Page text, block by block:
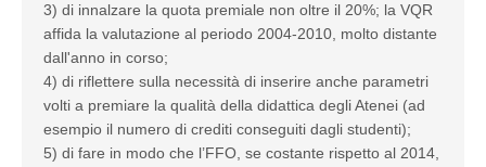
3) di innalzare la quota premiale non oltre il 20%; la VQR
affida la valutazione al periodo 2004-2010, molto distante
dall'anno in corso;
4) di riflettere sulla necessità di inserire anche parametri
volti a premiare la qualità della didattica degli Atenei (ad
esempio il numero di crediti conseguiti dagli studenti);
5) di fare in modo che l’FFO, se costante rispetto al 2014,